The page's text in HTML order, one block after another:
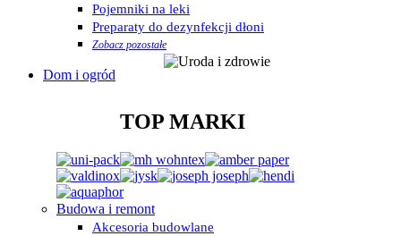
Pojemniki na leki
Preparaty do dezynfekcji dłoni
Zobacz pozostałe
Dom i ogród
TOP MARKI
Budowa i remont
Akcesoria budowlane